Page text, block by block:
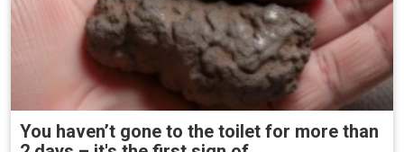
You haven’t gone to the toilet for more than